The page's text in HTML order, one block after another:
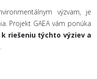
výzvam, je
Projekt GAEA vám ponúka
riešeniu týchto výziev a
.